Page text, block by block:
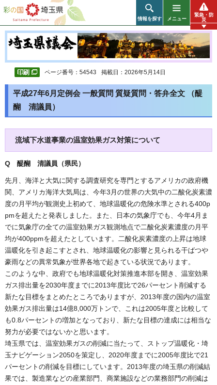
彩の国 埼玉県
情報を探す メニュー
緊急・防
災
ページ番号：54543 掲載日：2026年5月14日
平成27年6月定例会 一般質問 質疑質問・答弁全文 （醍
醐 清議員）
流域下水道事業の温室効果ガス対策について
Q 醍醐 清議員（県民）
先月、海洋と大気に関する調査研究を専門とするアメリカの政府機
関、アメリカ海洋大気局は、今年3月の世界の大気中の二酸化炭素濃
度の月平均が観測史上初めて、地球温暖化の危険水準とされる400p
pmを超えたと発表しました。また、日本の気象庁でも、今年4月ま
でに気象庁の全ての温室効果ガス観測地点で二酸化炭素濃度の月平
均が400ppmを超えたとしています。二酸化炭素濃度の上昇は地球
温暖化を引き起こすとされ、地球温暖化の影響と見られる干ばつや
豪雨などの異常気象が世界各地で起きている状況であります。
このような中、政府でも地球温暖化対策推進本部を開き、温室効果
ガス排出量を2030年度までに2013年度比で26パーセント削減する
新たな目標をまとめたところでありますが、2013年度の国内の温室
効果ガス排出量は14億8,000万トンで、これは2005年度と比較して
も0.8パーセントの増加となっており、新たな目標の達成には相当な
努力が必要ではないかと思います。
埼玉県では、温室効果ガスの削減に当たって、ストップ温暖化・埼
玉ナビゲーション2050を策定し、2020年度までに2005年度比で21
パーセントの削減を目標にしています。2013年度の埼玉県の削減結
果では、製造業などの産業部門、商業施設などの業務部門の削減は